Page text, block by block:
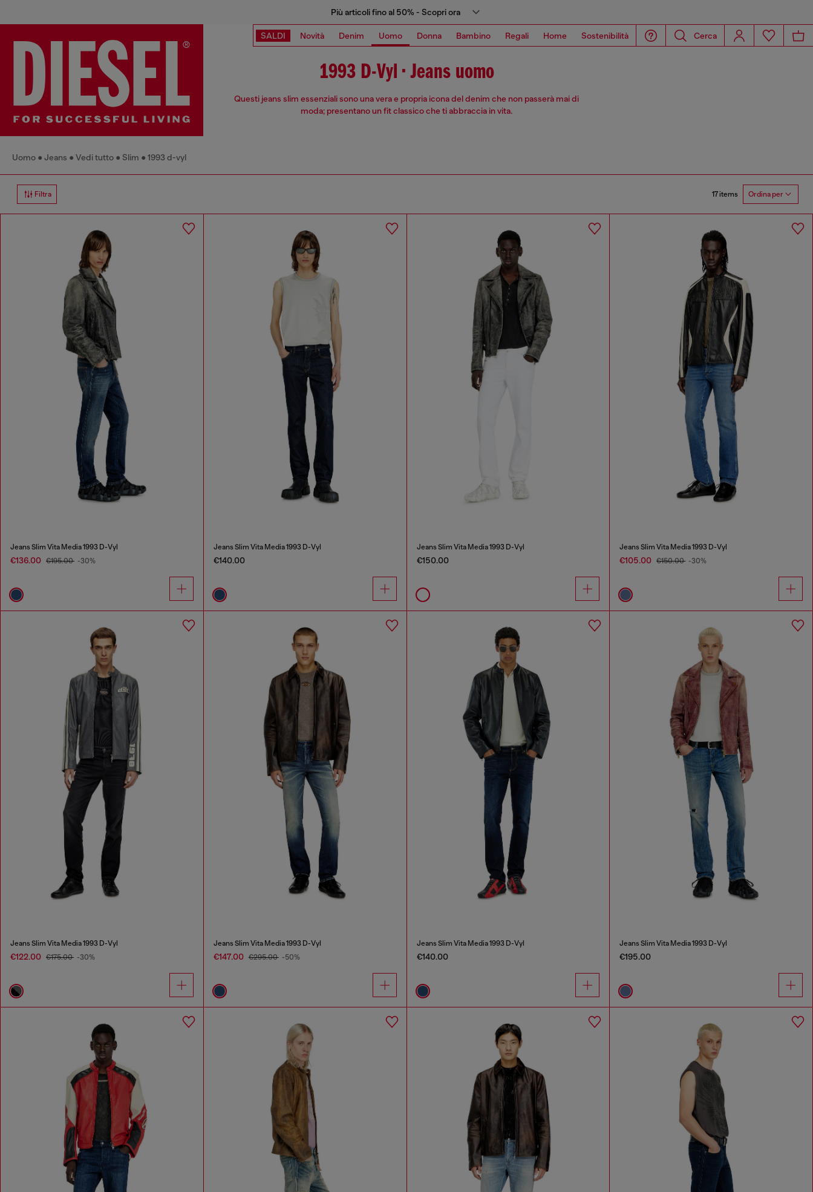
Più articoli fino al 50% - Scopri ora
SALDI Novità Denim Uomo Donna Bambino Regali Home Sostenibilità Cerca
1993 D-Vyl • Jeans uomo
Questi jeans slim essenziali sono una vera e propria icona del denim che non passerà mai di
moda; presentano un fit classico che ti abbraccia in vita.
Uomo Jeans Vedi tutto Slim 1993 d-vyl
Filtra 17 items Ordina per
Jeans Slim Vita Media 1993 D-Vyl
€136.00 €195.00 -30%
Jeans Slim Vita Media 1993 D-Vyl
€140.00
Jeans Slim Vita Media 1993 D-Vyl
€150.00
Jeans Slim Vita Media 1993 D-Vyl
€105.00 €150.00 -30%
Jeans Slim Vita Media 1993 D-Vyl
€122.00 €175.00 -30%
Jeans Slim Vita Media 1993 D-Vyl
€147.00 €295.00 -50%
Jeans Slim Vita Media 1993 D-Vyl
€140.00
Jeans Slim Vita Media 1993 D-Vyl
€195.00